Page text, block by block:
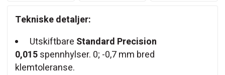
Tekniske detaljer:
Utskiftbare Standard Precision
0,015spennhylser. 0; -0,7 mm bred
klemtoleranse.